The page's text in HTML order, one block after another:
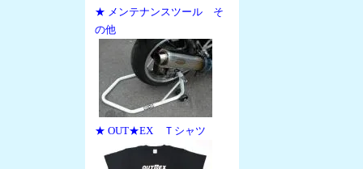
★ メンテナンスツール そ
の他
★ OUT★EX Ｔシャツ